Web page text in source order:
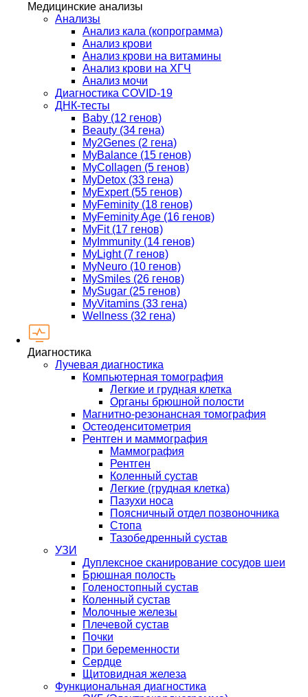
Медицинские анализы
Анализы
Анализ кала (копрограмма)
Анализ крови
Анализ крови на витамины
Анализ крови на ХГЧ
Анализ мочи
Диагностика COVID-19
ДНК-тесты
Baby (12 генов)
Beauty (34 гена)
My2Genes (2 гена)
MyBalance (15 генов)
MyCollagen (5 генов)
MyDetox (33 гена)
MyExpert (55 генов)
MyFeminity (18 генов)
MyFeminity Age (16 генов)
MyFit (17 генов)
MyImmunity (14 генов)
MyLight (7 генов)
MyNeuro (10 генов)
MySmiles (26 генов)
MySugar (25 генов)
MyVitamins (33 гена)
Wellness (32 гена)
Диагностика
Лучевая диагностика
Компьютерная томография
Легкие и грудная клетка
Органы брюшной полости
Магнитно-резонансная томография
Остеоденситометрия
Рентген и маммография
Маммография
Рентген
Коленный сустав
Легкие (грудная клетка)
Пазухи носа
Поясничный отдел позвоночника
Стопа
Тазобедренный сустав
УЗИ
Дуплексное сканирование сосудов шеи
Брюшная полость
Голеностопный сустав
Коленный сустав
Молочные железы
Плечевой сустав
Почки
При беременности
Сердце
Щитовидная железа
Функциональная диагностика